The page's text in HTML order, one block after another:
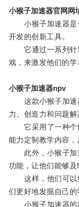
小猴子加速器官网网
小猴子加速器是
开发的创新工具。
它通过一系列针
戏，来激发他们的学
小猴子加速器npv
这款小猴子加速
力、创造力和问题解
它采用了一种个
能力定制教学内容，
此外，小猴子加
功能，让他们能够及
这样，他们可以
们更好地发掘自己的
小猴子加速器的